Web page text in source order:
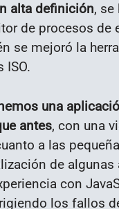
alta definición, se
de procesos de
se mejoró la
ISO.
una
antes, con una
a las
de algunas
con
los fallos